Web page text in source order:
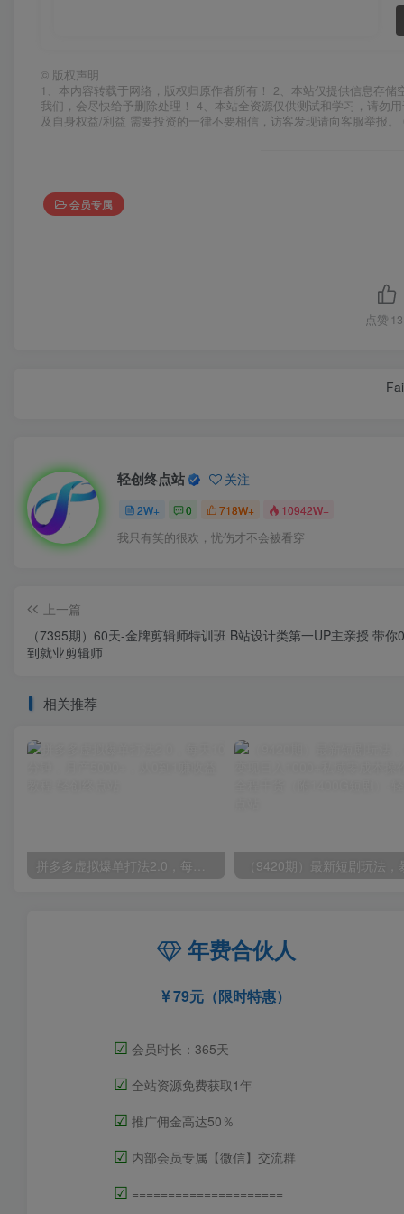
© 版权声明
1、本内容转载于网络，版权归原作者所有！ 2、本站仅提供信息存
我们，会尽快给予删除处理！ 4、本站全资源仅供测试和学习，请勿
及自身权益/利益 需要投资的一律不要相信，访客发现请向客服举报
会员专属
点赞
轻创终点站 关注
2W+ 0 718W+ 10942W+
我只有笑的很欢，忧伤才不会被看穿
上一篇
（7395期）60天-金牌剪辑师特训班 B站设计类第一UP主亲授 带你
到就业剪辑师
相关推荐
拼多多虚拟爆单打法2.0，每天10分钟，月产5000+，从0到1赚收益教程
年费合伙人
79元（限时特惠）
☑ 会员时长：365天
☑ 全站资源免费获取1年
☑ 推广佣金高达50％
☑ 内部会员专属【微信】交流群
☑ =====================